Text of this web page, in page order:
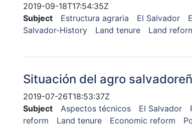
2019-09-18T17:54:35Z
Subject
Estructura agraria El Salvador
Salvador-History
Land tenure Land
Situación del agro
2019-07-26T18:53:37Z
Subject
Aspectos técnicos El Salvador
reform
Land tenure Economic reform